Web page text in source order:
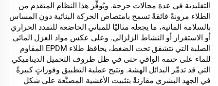
التقليدية في عدة مجالات حرجة. ويُوفِّر هذا النظام المتقدم من
الطلاء مرونةً فائقةً تسمح بامتصاص الحركة البنائية دون المساس
بالسلامة المائية، ما يجعله مثاليًا للمباني الخاضعة للتمدد الحراري
أو الاستقرار أو النشاط الزلزالي. وعلى عكس مواد العزل المائي
الصلبة التي تتشقق تحت الضغط، يحافظ طلاء EPDM المقاوم
للماء على ختمه الواقي حتى في ظل ظروف التحميل الديناميكي
التي قد تدمِّر البدائل الهشة. وتتيح عملية التطبيق وفوراتٍ كبيرةً
في الجهد البشري مقارنةً بتثبيت الأغشية المصنَّعة على شكل